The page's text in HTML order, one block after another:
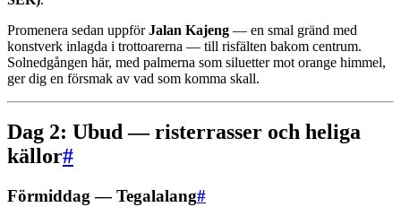
Promenera sedan uppförJalan Kajeng — en smal gränd med
konstverk inlagda i trottoarerna — till risfälten bakom centrum.
Solnedgången här, med palmerna som siluetter mot orange himmel,
ger dig en försmak av vad som komma skall.
Dag 2: Ubud — risterrasser och heliga
källor#
Förmiddag — Tegalalang#